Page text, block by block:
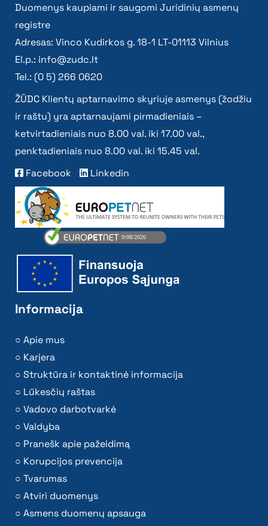
Duomenys kaupiami ir saugomi Juridinių asmenų
registre
Adresas: Vinco Kudirkos g. 18-1 LT-01113 Vilnius
El.p.: info@zudc.lt
Tel.: (0 5) 266 0620
ŽŪDC Klientų aptarnavimo skyriuje asmenys (žodžiu
ir raštu) yra aptarnaujami pirmadieniais –
ketvirtadieniais nuo 8.00 val. iki 17.00 val.,
penktadieniais nuo 8.00 val. iki 15.45 val.
Facebook
Linkedin
Informacija
Apie mus
Karjera
Struktūra ir kontaktinė informacija
Lūkesčių raštas
Vadovo darbotvarkė
Valdyba
Pranešk apie pažeidimą
Korupcijos prevencija
Tvarumas
Atviri duomenys
Asmens duomenų apsauga